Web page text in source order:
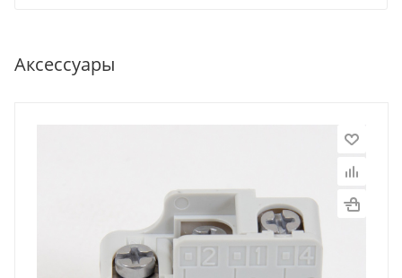
Аксессуары